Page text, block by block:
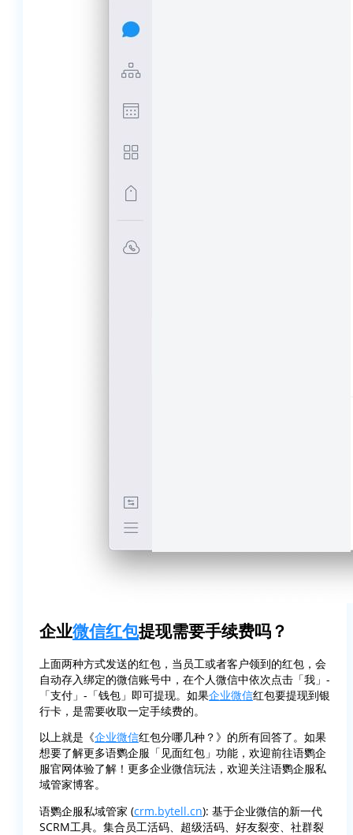
企业微信红包提现需要手续费吗？
上面两种方式发送的红包，当员工或者客户领到的红包，会
自动存入绑定的微信账号中，在个人微信中依次点击「我」-
「支付」-「钱包」即可提现。如果企业微信红包要提现到银
行卡，是需要收取一定手续费的。
以上就是《企业微信红包分哪几种？》的所有回答了。如果
想要了解更多语鹦企服「见面红包」功能，欢迎前往语鹦企
服官网体验了解！更多企业微信玩法，欢迎关注语鹦企服私
域管家博客。
语鹦企服私域管家 (crm.bytell.cn): 基于企业微信的新一代
SCRM工具。集合员工活码、超级活码、好友裂变、社群裂